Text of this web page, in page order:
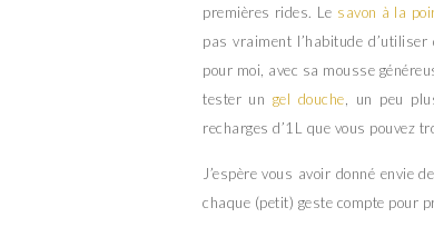
premières rides. Le savon à la
pas vraiment l’habitude
pour moi, avec sa mousse
tester un gel douche , un peu
recharges d’1L que vous pouvez
J’espère vous avoir donné envie
chaque (petit) geste compte pour